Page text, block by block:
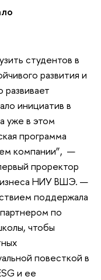
студентов в
развития и
развивает
инициатив в
уже в этом
программа
компании”, —
проректор
НИУ ВШЭ. —
поддержала
по
чтобы
повесткой в
и ее